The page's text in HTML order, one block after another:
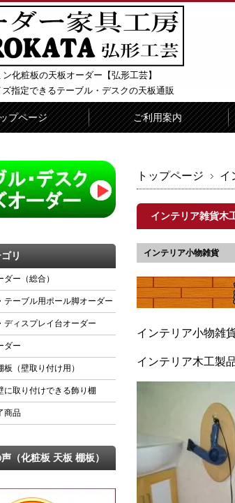
化粧板の天板オーダー【弘形工芸】
指定できるテーブル・デスクの天板通販
プページ ご利用案内
トップページ イ
インテリア雑貨木
インテリア小物雑貨
インテリア小物雑
インテリア木工製
リ
ダー（総合）
テーブル用ポール脚オーダー
ディスプレイ台オーダー
ダー
板（壁取り付け用）
に取り付けできる飾り棚
商品
（化粧板 天板 棚板）